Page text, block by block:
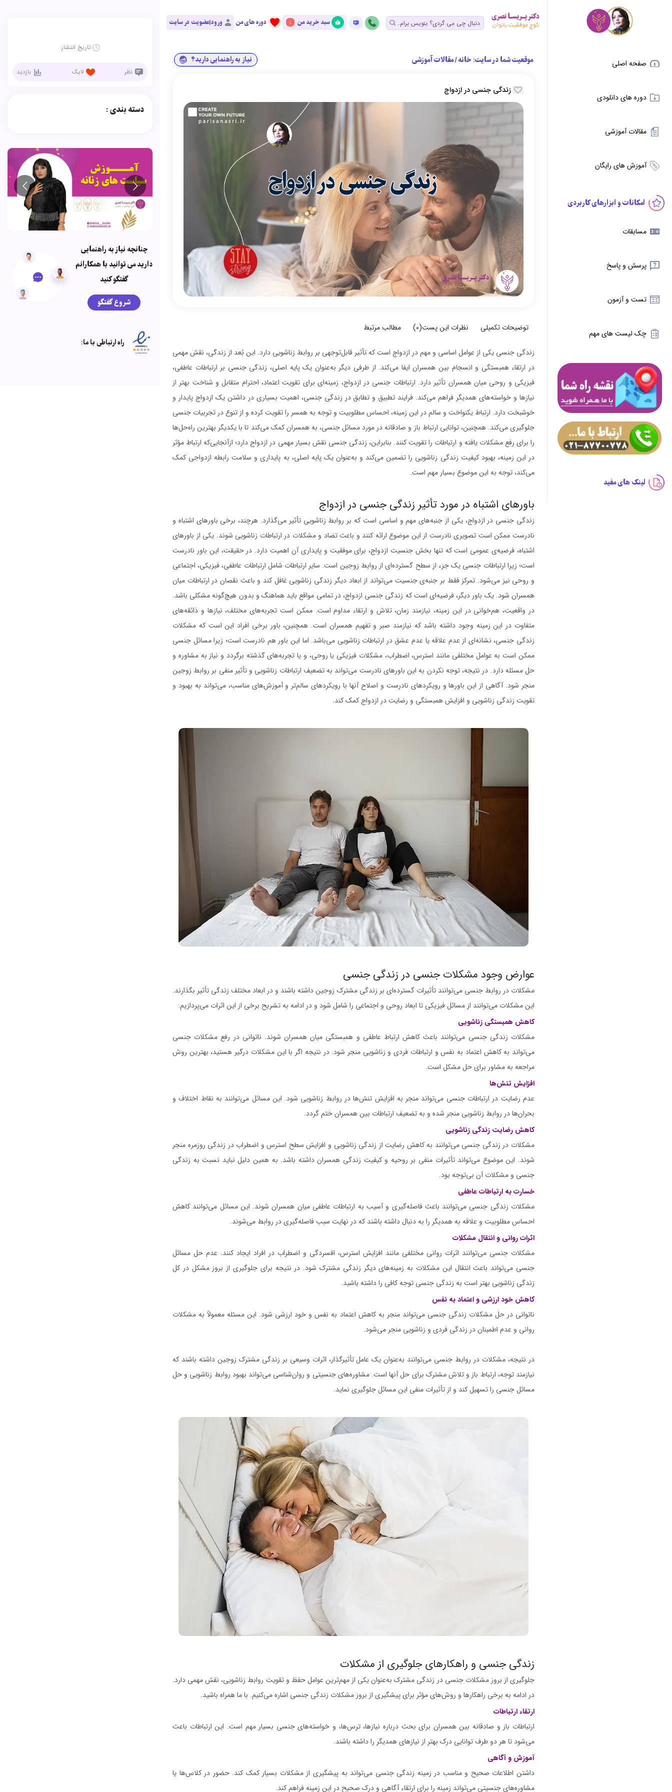
صفحه اصلی
دوره های دانلودی
مقالات آموزشی
آموزش های رایگان
امکانات و ابزارهای کاربردی
مسابقات
پرسش و پاسخ
تست و آزمون
چک لیست های مهم
لینک های مفید
سبد خرید من 0 دوره های من ورود|عضویت در سایت
موقعیت شما در سایت: خانه/مقالات آموزشی نیاز به راهنمایی دارید؟
زندگی جنسی در ازدواج
توضیحات تکمیلی نظرات این پست(0
) مطالب مرتبط
زندگی جنسی یکی از عوامل اساسی و مهم در ازدواج است که تأثیر قابل‌توجهی بر روابط زناشویی دارد. این بُعد از زندگی، نقش مهمی
در ارتقاء همبستگی و انسجام بین همسران ایفا می‌کند. از طرفی دیگر به‌عنوان یک پایه اصلی، زندگی جنسی بر ارتباطات عاطفی،
فیزیکی و روحی میان همسران تأثیر دارد. ارتباطات جنسی در ازدواج، زمینه‌ای برای تقویت اعتماد، احترام متقابل و شناخت بهتر از
نیازها و خواسته‌های همدیگر فراهم می‌کند. فرایند تطبیق و تطابق در زندگی جنسی، اهمیت بسیاری در داشتن یک ازدواج پایدار و
خوشبخت دارد. ارتباط یکنواخت و سالم در این زمینه، احساس مطلوبیت و توجه به همسر را تقویت کرده و از تنوع در تجربیات جنسی
جلوگیری می‌کند. همچنین، توانایی ارتباط باز و صادقانه در مورد مسائل جنسی، به همسران کمک می‌کند تا با یکدیگر بهترین راه‌حل‌ها
را برای رفع مشکلات یافته و ارتباطات را تقویت کنند. بنابراین، زندگی جنسی نقش بسیار مهمی در ازدواج دارد؛ ازآنجایی‌که ارتباط مؤثر
در این زمینه، بهبود کیفیت زندگی زناشویی را تضمین می‌کند و به‌عنوان یک پایه اصلی، به پایداری و سلامت رابطه ازدواجی کمک
می‌کند، توجه به این موضوع بسیار مهم است.
باورهای اشتباه در مورد تأثیر زندگی جنسی در ازدواج
زندگی جنسی در ازدواج، یکی از جنبه‌های مهم و اساسی است که بر روابط زناشویی تأثیر می‌گذارد. هرچند، برخی باورهای اشتباه و
نادرست ممکن است تصویری نادرست از این موضوع ارائه کنند و باعث تضاد و مشکلات در ارتباطات زناشویی شوند. یکی از باورهای
اشتباه، فرضیه‌ی عمومی است که تنها بخش جنسیت ازدواج، برای موفقیت و پایداری آن اهمیت دارد. در حقیقت، این باور نادرست
است؛ زیرا ارتباطات جنسی یک جزء از سطح گسترده‌ای از روابط زوجین است. سایر ارتباطات شامل ارتباطات عاطفی، فیزیکی، اجتماعی
و روحی نیز می‌شود. تمرکز فقط بر جنبه‌ی جنسیت می‌تواند از ابعاد دیگر زندگی زناشویی غافل کند و باعث نقصان در ارتباطات میان
همسران شود. یک باور دیگر، فرضیه‌ای است که زندگی جنسی ازدواج، در تمامی مواقع باید هماهنگ و بدون هیچ‌گونه مشکلی باشد.
در واقعیت، هم‌خوانی در این زمینه، نیازمند زمان، تلاش و ارتقاء مداوم است. ممکن است تجربه‌های مختلف، نیازها و ذائقه‌های
متفاوت در این زمینه وجود داشته باشد که نیازمند صبر و تفهیم همسران است. همچنین، باور برخی افراد این است که مشکلات
زندگی جنسی، نشانه‌ای از عدم علاقه یا عدم عشق در ارتباطات زناشویی می‌باشد. اما این باور هم نادرست است؛ زیرا مسائل جنسی
ممکن است به عوامل مختلفی مانند استرس، اضطراب، مشکلات فیزیکی یا روحی، و یا تجربه‌های گذشته برگردد و نیاز به مشاوره و
حل مسئله دارد. در نتیجه، توجه نکردن به این باورهای نادرست می‌تواند به تضعیف ارتباطات زناشویی و تأثیر منفی بر روابط زوجین
منجر شود. آگاهی از این باورها و رویکردهای نادرست و اصلاح آنها با رویکردهای سالم‌تر و آموزش‌های مناسب، می‌تواند به بهبود و
تقویت زندگی زناشویی و افزایش همبستگی و رضایت در ازدواج کمک کند.
عوارض وجود مشکلات جنسی در زندگی جنسی
مشکلات در روابط جنسی می‌توانند تأثیرات گسترده‌ای بر زندگی مشترک زوجین داشته باشند و در ابعاد مختلف زندگی تأثیر بگذارند.
این مشکلات می‌توانند از مسائل فیزیکی تا ابعاد روحی و اجتماعی را شامل شود و در ادامه به تشریح برخی از این اثرات می‌پردازیم:
کاهش همبستگی زناشویی
مشکلات زندگی جنسی می‌توانند باعث کاهش ارتباط عاطفی و همبستگی میان همسران شوند. ناتوانی در رفع مشکلات جنسی
می‌تواند به کاهش اعتماد به نفس و ارتباطات فردی و زناشویی منجر شود. در نتیجه اگر با این مشکلات درگیر هستید، بهترین روش
مراجعه به مشاور برای حل مشکل است.
افزایش تنش‌ها
عدم رضایت در ارتباطات جنسی می‌تواند منجر به افزایش تنش‌ها در روابط زناشویی شود. این مسائل می‌توانند به نقاط اختلاف و
بحران‌ها در روابط زناشویی منجر شده و به تضعیف ارتباطات بین همسران ختم گردد.
کاهش رضایت زندگی زناشویی
مشکلات در زندگی جنسی می‌توانند به کاهش رضایت از زندگی زناشویی و افزایش سطح استرس و اضطراب در زندگی روزمره منجر
شوند. این موضوع می‌تواند تأثیرات منفی بر روحیه و کیفیت زندگی همسران داشته باشد. به همین دلیل نباید نسبت به زندگی
جنسی و مشکلات آن بی‌توجه بود.
خسارت به ارتباطات عاطفی
مشکلات زندگی جنسی می‌توانند باعث فاصله‌گیری و آسیب به ارتباطات عاطفی میان همسران شوند. این مسائل می‌توانند کاهش
احساس مطلوبیت و علاقه به همدیگر را به دنبال داشته باشند که در نهایت سبب فاصله‌گیری در روابط می‌شوند.
اثرات روانی و انتقال مشکلات
مشکلات جنسی می‌توانند اثرات روانی مختلفی مانند افزایش استرس، افسردگی و اضطراب در افراد ایجاد کنند. عدم حل مسائل
جنسی می‌تواند باعث انتقال این مشکلات به زمینه‌های دیگر زندگی مشترک شود. در نتیجه برای جلوگیری از بروز مشکل در کل
زندگی زناشویی بهتر است به زندگی جنسی توجه کافی را داشته باشید.
کاهش خود ارزشی و اعتماد به نفس
ناتوانی در حل مشکلات زندگی جنسی می‌تواند منجر به کاهش اعتماد به نفس و خود ارزشی شود. این مسئله معمولاً به مشکلات
روانی و عدم اطمینان در زندگی فردی و زناشویی منجر می‌شود.
در نتیجه، مشکلات در روابط جنسی می‌توانند به‌عنوان یک عامل تأثیرگذار، اثرات وسیعی بر زندگی مشترک زوجین داشته باشند که
نیازمند توجه، ارتباط باز و تلاش مشترک برای حل آنها است. مشاوره‌های جنسیتی و روان‌شناسی می‌تواند بهبود روابط زناشویی و حل
مسائل جنسی را تسهیل کند و از تأثیرات منفی این مسائل جلوگیری نماید.
زندگی جنسی و راهکارهای جلوگیری از مشکلات
جلوگیری از بروز مشکلات جنسی در زندگی مشترک به‌عنوان یکی از مهم‌ترین عوامل حفظ و تقویت روابط زناشویی، نقش مهمی دارد.
در ادامه به برخی راهکارها و روش‌های مؤثر برای پیشگیری از بروز مشکلات زندگی جنسی اشاره می‌کنیم. با ما همراه باشید.
ارتقاء ارتباطات
ارتباطات باز و صادقانه بین همسران برای بحث درباره نیازها، ترس‌ها، و خواسته‌های جنسی بسیار مهم است. این ارتباطات باعث
می‌شود تا هر دو طرف توانایی درک بهتر از نیازهای همدیگر را داشته باشند.
آموزش و آگاهی
داشتن اطلاعات صحیح و مناسب در زمینه زندگی جنسی می‌تواند به پیشگیری از مشکلات بسیار کمک کند. حضور در کلاس‌ها یا
مشاوره‌های جنسیتی می‌تواند زمینه را برای ارتقاء آگاهی و درک صحیح در این زمینه فراهم کند.
تاریخ انتشار:
نظر لایک بازدید
دسته بندی :
چنانچه نیاز به راهنمایی
دارید می توانید با همکارانم
گفتگو کنید
شروع گفتگو
راه ارتباطی با ما: